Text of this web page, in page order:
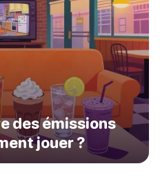
des émissions
jouer ?